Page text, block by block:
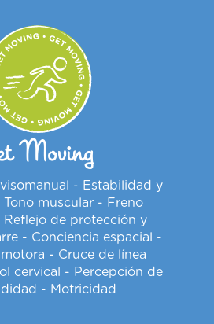
Moving
- Estabilidad y
muscular - Freno
de protección y
- Conciencia espacial -
- Cruce de línea
cervical - Percepción de
- Motricidad